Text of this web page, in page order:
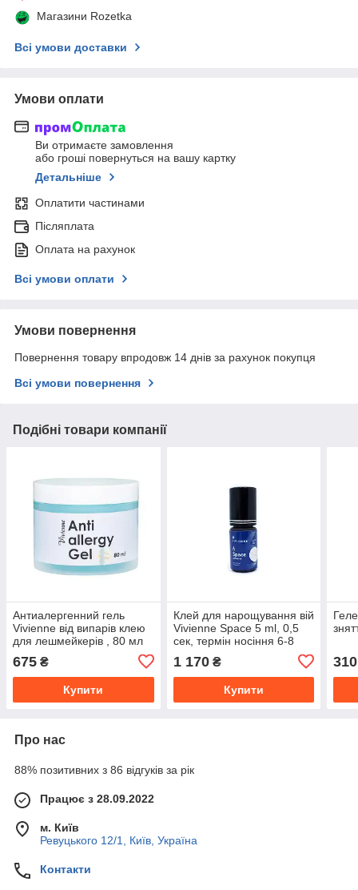
Магазини Rozetka
Всі умови доставки
Умови оплати
Ви отримаєте замовлення
або гроші повернуться на вашу картку
Детальніше
Оплатити частинами
Післяплата
Оплата на рахунок
Всі умови оплати
Умови повернення
Повернення товару впродовж 14 днів за рахунок покупця
Всі умови повернення
Подібні товари компанії
Антиалергенний гель
Vivienne від випарів клею
для лешмейкерів , 80 мл
675 ₴
Купити
Клей для нарощування вій
Vivienne Space 5 ml, 0,5
сек, термін носіння 6-8
1 170₴
Купити
310
Про нас
88% позитивних з 86 відгуків за рік
Працює з 28.09.2022
м. Київ
Ревуцького 12/1, Київ, Україна
Контакти